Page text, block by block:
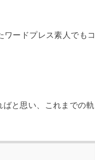
ードプレス素人でもコ
と思い、これまでの軌